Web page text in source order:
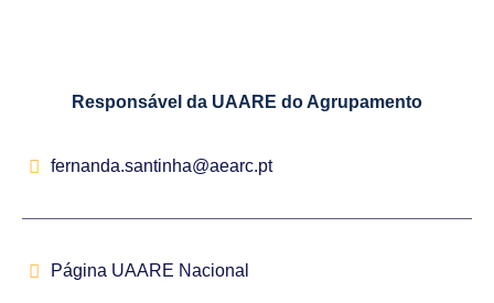
Responsável da UAARE do Agrupamento
fernanda.santinha@aearc.pt
Página UAARE Nacional